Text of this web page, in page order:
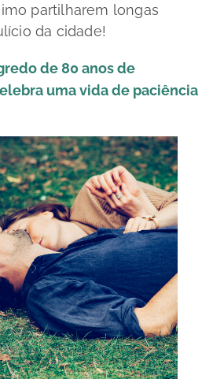
partilharem longas
da cidade!
de 80 anos de
uma vida de paciência